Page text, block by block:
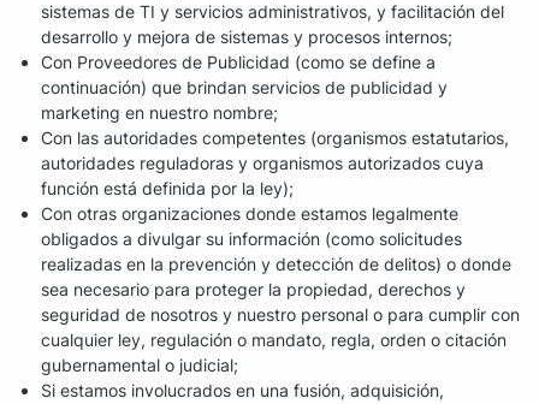
sistemas de TI y servicios administrativos, y facilitación del
desarrollo y mejora de sistemas y procesos internos;
Con Proveedores de Publicidad (como se define a
continuación) que brindan servicios de publicidad y
marketing en nuestro nombre;
Con las autoridades competentes (organismos estatutarios,
autoridades reguladoras y organismos autorizados cuya
función está definida por la ley);
Con otras organizaciones donde estamos legalmente
obligados a divulgar su información (como solicitudes
realizadas en la prevención y detección de delitos) o donde
sea necesario para proteger la propiedad, derechos y
seguridad de nosotros y nuestro personal o para cumplir con
cualquier ley, regulación o mandato, regla, orden o citación
gubernamental o judicial;
Si estamos involucrados en una fusión, adquisición,